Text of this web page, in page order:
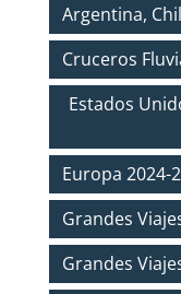
Argentina,
Cruceros
Estados
Europa 2024-
Grandes
Grandes